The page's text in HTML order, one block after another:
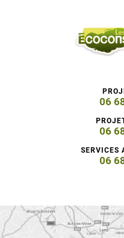
06
06
SERVICES
06